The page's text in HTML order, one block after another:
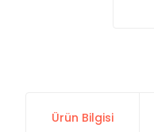
Ürün Bilgisi